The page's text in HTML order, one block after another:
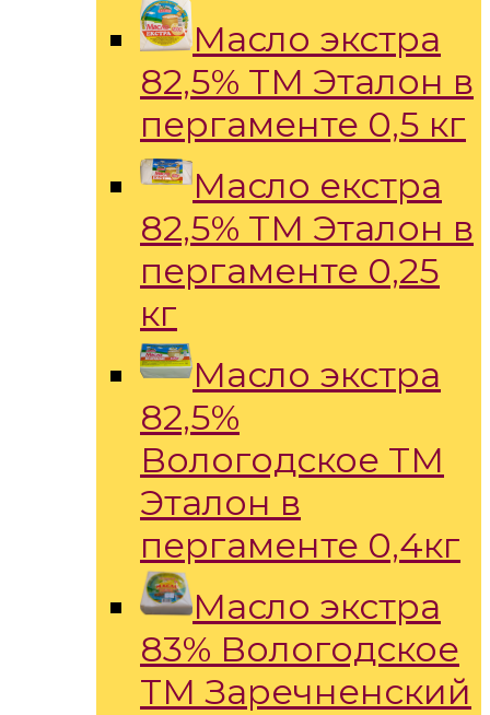
Масло экстра
82,5% ТМ Эталон в
пергаменте 0,5 кг
Масло екстра
82,5% ТМ Эталон в
пергаменте 0,25
кг
Масло экстра
82,5%
Вологодское ТМ
Эталон в
пергаменте 0,4кг
Масло экстра
83% Вологодское
ТМ Заречненский